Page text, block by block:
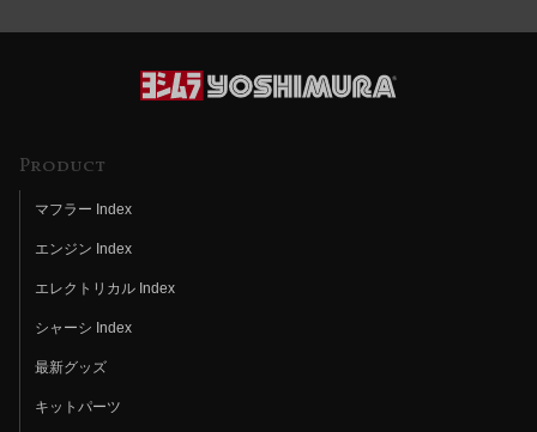
Product
マフラー Index
エンジン Index
エレクトリカル Index
シャーシ Index
最新グッズ
キットパーツ